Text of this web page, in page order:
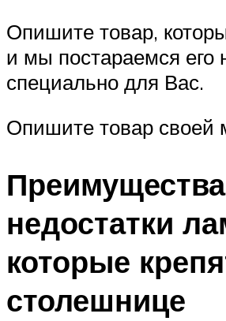
Опишите товар,
и мы постараемся его
специально для Вас.
Опишите товар своей
недостатки
которые
столешнице